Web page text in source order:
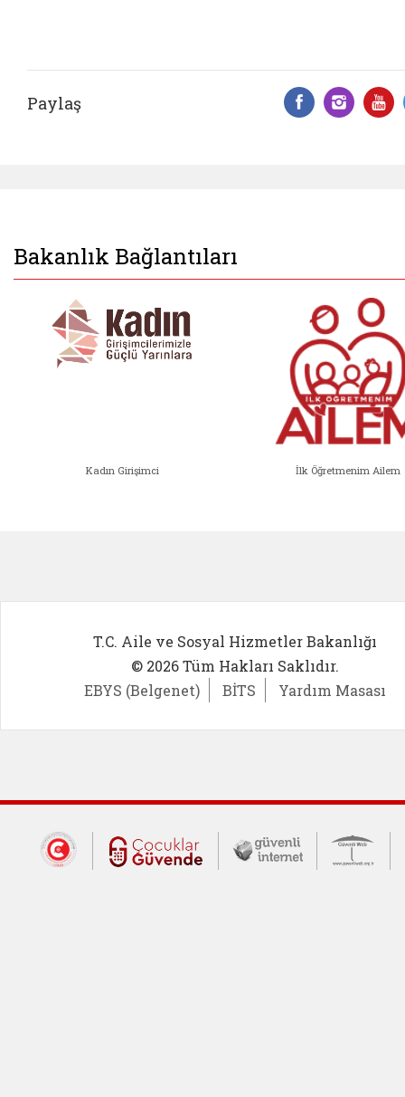
Paylaş
Bakanlık Bağlantıları
Kadın Girişimci İlk Öğretmenim Ailem
T.C. Aile ve Sosyal Hizmetler Bakanlığı
© 2026 Tüm Hakları Saklıdır.
EBYS (Belgenet)
BİTS Yardım Masası
Dış Bağlantılar
Cumhurbaşkanlığı İletişim Merkezi
Çocuklar Güvende (yeni
Güvenli